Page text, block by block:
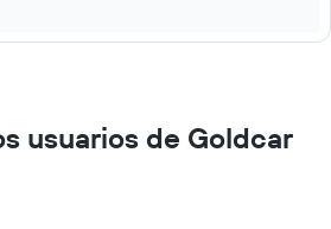
usuarios de Goldcar